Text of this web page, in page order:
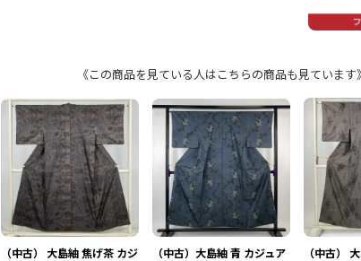
《この商品を見ている人はこちらの商品も見ています》
（中古） 大島紬 焦げ茶 カジ
（中古）大島紬 青 カジュア
（中古）